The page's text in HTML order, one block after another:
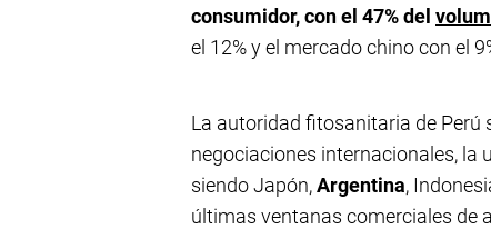
consumidor, con el 47% del
el 12% y el mercado chino con el
La autoridad fitosanitaria de Perú
negociaciones internacionales, la
siendo Japón,Argentina,
últimas ventanas comerciales de